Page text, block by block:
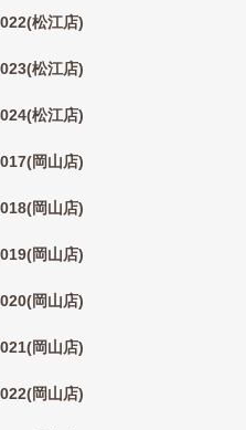
松江店)
松江店)
松江店)
岡山店)
岡山店)
岡山店)
岡山店)
岡山店)
岡山店)